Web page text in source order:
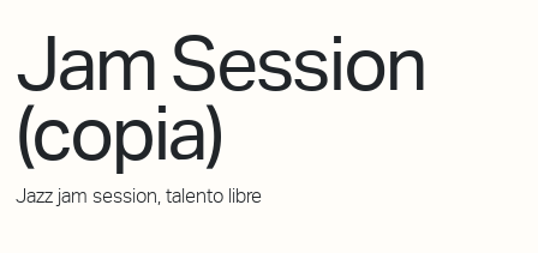
Jam Session
(copia)
Jazz jam session, talento libre